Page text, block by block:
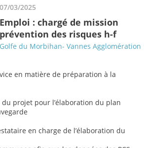
07/03/2025
Emploi : chargé de mission
prévention des risques h-f
Golfe du Morbihan- Vannes Agglomération
en matière de préparation à la
projet pour l’élaboration du plan
en charge de l’élaboration du